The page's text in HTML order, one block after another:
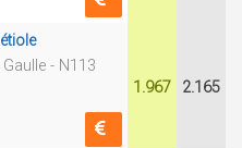
- N113
1.967 2.165